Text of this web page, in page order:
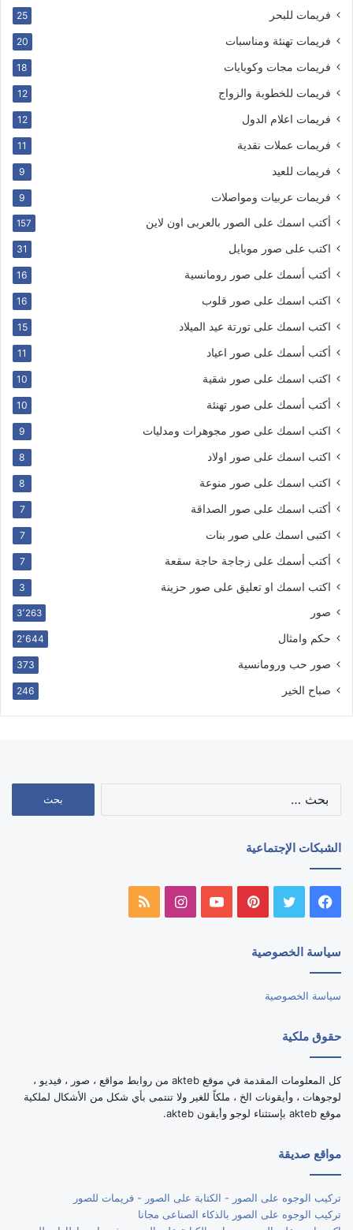
فريمات للبحر 25
فريمات تهنئة ومناسبات 20
فريمات مجات وكوبايات 18
فريمات للخطوبة والزواج 12
فريمات اعلام الدول 12
فريمات عملات نقدية 11
فريمات للعيد 9
فريمات عربيات ومواصلات 9
أكتب اسمك على الصور بالعربى اون لاين 157
اكتب على صور موبايل 31
أكتب أسمك على صور رومانسية 16
اكتب اسمك على صور قلوب 16
اكتب اسمك على تورتة عيد الميلاد 15
أكتب أسمك على صور اعياد 11
اكتب اسمك على صور شقية 10
أكتب أسمك على صور تهنئة 10
اكتب اسمك على صور مجوهرات ومدليات 9
اكتب اسمك على صور اولاد 8
اكتب اسمك على صور منوعة 8
أكتب اسمك على صور الصداقة 7
اكتبى اسمك على صور بنات 7
أكتب أسمك على زجاجة حاجة سقعة 7
اكتب اسمك او تعليق على صور حزينة 3
صور 3٬263
حكم وامثال 2٬644
صور حب ورومانسية 373
صباح الخير 246
الشبكات الإجتماعية
فيسبوك تويتر بينتيريستيوتيوبانستقرامملخص
سياسة الخصوصية
سياسة الخصوصية
حقوق ملكية
كل المعلومات المقدمة في موقع akteb من روابط مواقع ، صور ، فيديو ،
لوجوهات ، وأيقونات الخ ، ملكاً للغير ولا تنتمى بأي شكل من الأشكال لملكية
موقع akteb بإستثناء لوجو وأيقون akteb.
مواقع صديقة
تركيب الوجوه على الصور - الكتابة على الصور - فريمات للصور
تركيب الوجوه على الصور بالذكاء الصناعى مجانا